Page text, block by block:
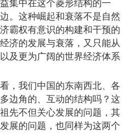
集中在这个菱形结构的一
。这种崛起和衰落不是自然
霸权有意识的构建和干预的
济的发展与衰落，又只能从
及更为广阔的世界经济体系
，我们中国的东南西北、各
边角的、互动的结构吗？这
先不但关心发展的问题，其
展的问题，也同样为这两个